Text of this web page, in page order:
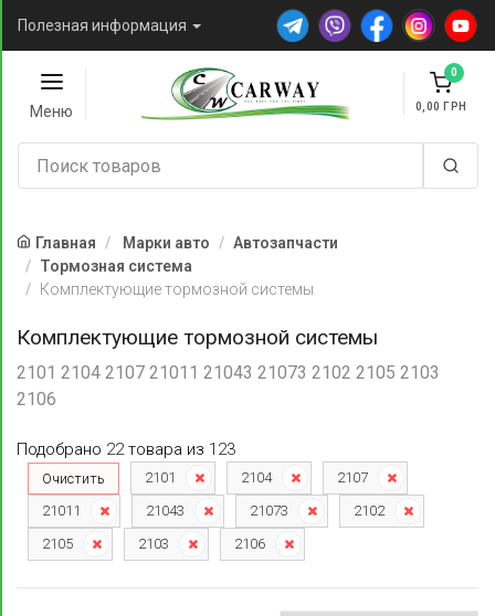
Полезная информация
Меню
0
0,00
Главная Марки авто
Автозапчасти
Тормозная система
Комплектующие тормозной системы
Комплектующие тормозной системы
2101 2104 2107 21011 21043 21073 2102 2105 2103
2106
Подобрано 22 товара из 123
Очистить 2101 2104
2107
21011
21043 21073
2102
2105
2103 2106